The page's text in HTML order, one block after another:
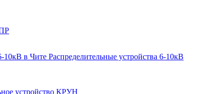
Распределительные устройства 6-10кВ
устройство КРУН